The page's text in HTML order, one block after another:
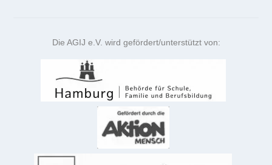
Die AGIJ e.V. wird gefördert/unterstützt von: